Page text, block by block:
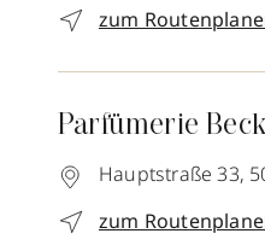
zum
Parfümerie
Hauptstraße 33,
zum